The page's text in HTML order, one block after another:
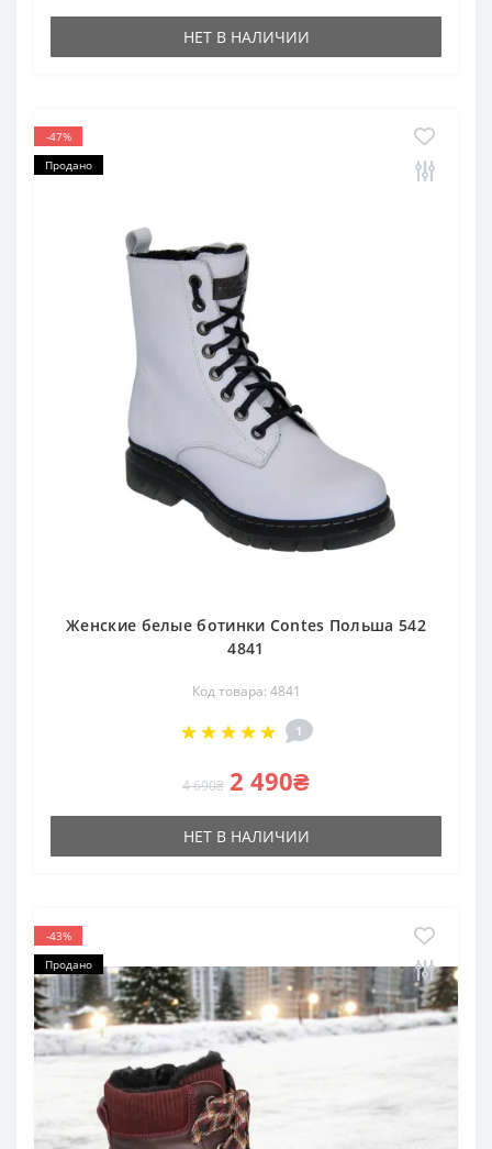
НЕТ В НАЛИЧИИ
-47%
Продано
Женские белые ботинки Contes Польша 542
4841
Код товара: 4841
1
4 690₴ 2 490₴
НЕТ В НАЛИЧИИ
-43%
Продано